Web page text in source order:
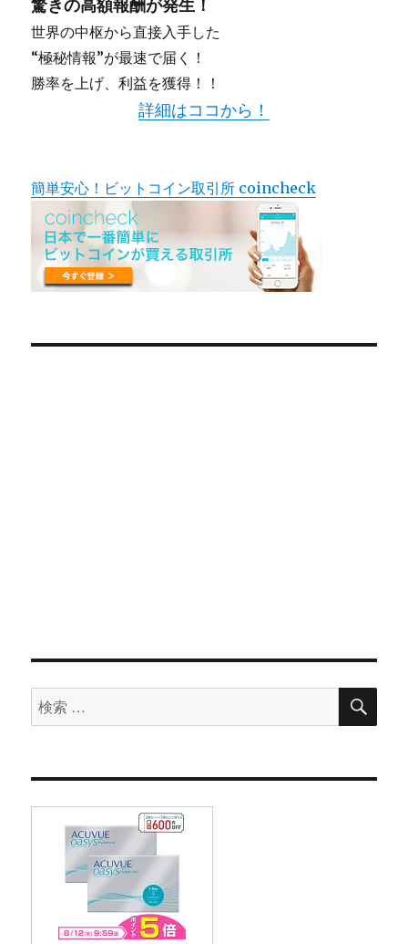
驚きの高額報酬が発生！
世界の中枢から直接入手した
“極秘情報”が最速で届く！
勝率を上げ、利益を獲得！！
詳細はココから！
簡単安心！ビットコイン取引所 coincheck
検
索
象:
検